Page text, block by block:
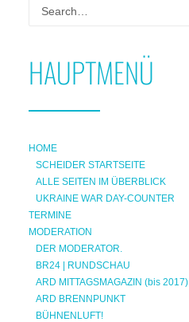
HAUPTMENÜ
HOME
SCHEIDER STARTSEITE
ALLE SEITEN IM ÜBERBLICK
UKRAINE WAR DAY-COUNTER
TERMINE
MODERATION
DER MODERATOR.
BR24 | RUNDSCHAU
ARD MITTAGSMAGAZIN (bis 2017)
ARD BRENNPUNKT
BÜHNENLUFT!